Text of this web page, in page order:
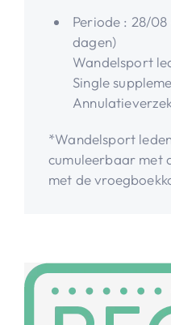
Periode : 28/
dagen)
Wandelsport
Single
*Wandelsport
cumuleerbaar met
met de